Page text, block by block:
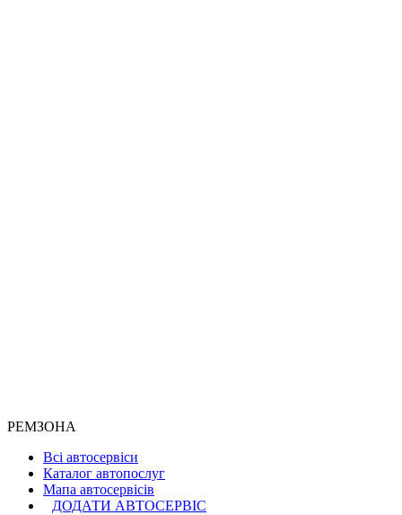
РЕМЗОНА
Всі автосервіси
Каталог автопослуг
Мапа автосервісів
ДОДАТИ АВТОСЕРВІС